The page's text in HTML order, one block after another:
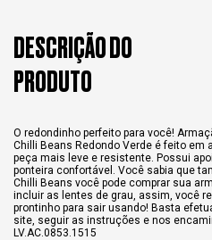
DESCRIÇÃO DO
PRODUTO
O redondinho perfeito para você!
Chilli Beans Redondo Verde é feito em
peça mais leve e resistente. Possui
ponteira confortável. Você sabia que
Chilli Beans você pode comprar sua
incluir as lentes de grau, assim, você
prontinho para sair usando! Basta
site, seguir as instruções e nos
LV.AC.0853.1515